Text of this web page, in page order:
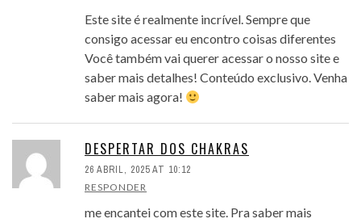
Este site é realmente incrível. Sempre que
consigo acessar eu encontro coisas diferentes
Você também vai querer acessar o nosso site e
saber mais detalhes! Conteúdo exclusivo. Venha
saber mais agora!
DESPERTAR DOS CHAKRAS
26 ABRIL, 2025 AT 10:12
RESPONDER
me encantei com este site. Pra saber mais